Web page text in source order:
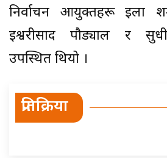
निर्वाचन आयुक्तहरू इला
इश्वरीप्रसाद पौड्याल र
उपस्थित थियो ।
प्रतिक्रिया